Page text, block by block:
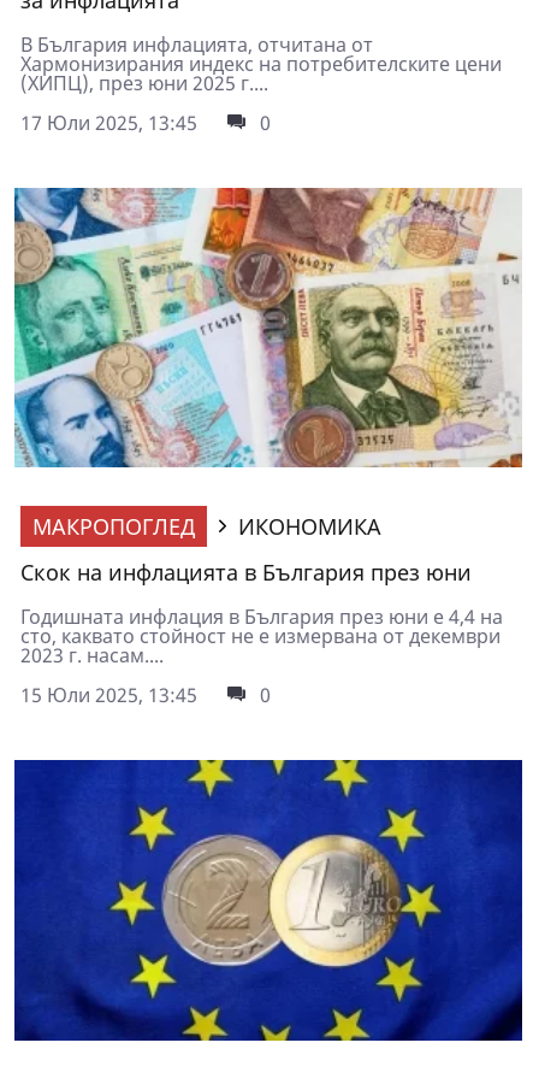
В България инфлацията, отчитана от
Хармонизирания индекс на потребителските цени
(ХИПЦ), през юни 2025 г....
17 Юли 2025, 13:45
0
МАКРОПОГЛЕД
ИКОНОМИКА
Скок на инфлацията в България през юни
Годишната инфлация в България през юни е 4,4 на
сто, каквато стойност не е измервана от декември
2023 г. насам....
15 Юли 2025, 13:45
0